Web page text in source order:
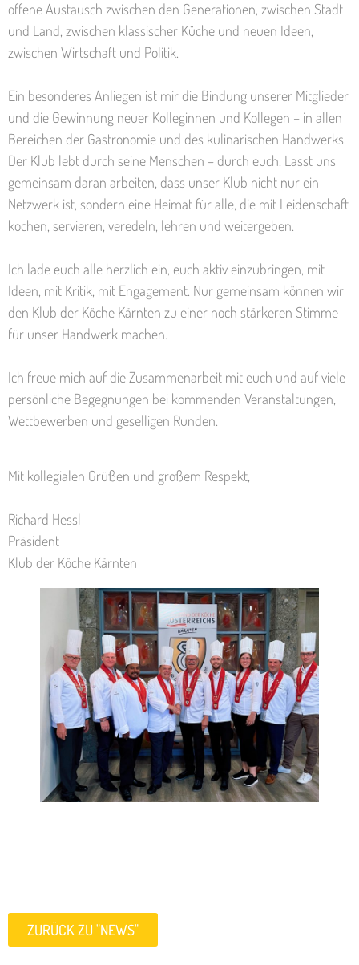
offene Austausch zwischen den Generationen, zwischen Stadt
und Land, zwischen klassischer Küche und neuen Ideen,
zwischen Wirtschaft und Politik.
Ein besonderes Anliegen ist mir die Bindung unserer Mitglieder
und die Gewinnung neuer Kolleginnen und Kollegen – in allen
Bereichen der Gastronomie und des kulinarischen Handwerks.
Der Klub lebt durch seine Menschen – durch euch. Lasst uns
gemeinsam daran arbeiten, dass unser Klub nicht nur ein
Netzwerk ist, sondern eine Heimat für alle, die mit Leidenschaft
kochen, servieren, veredeln, lehren und weitergeben.
Ich lade euch alle herzlich ein, euch aktiv einzubringen, mit
Ideen, mit Kritik, mit Engagement. Nur gemeinsam können wir
den Klub der Köche Kärnten zu einer noch stärkeren Stimme
für unser Handwerk machen.
Ich freue mich auf die Zusammenarbeit mit euch und auf viele
persönliche Begegnungen bei kommenden Veranstaltungen,
Wettbewerben und geselligen Runden.
Mit kollegialen Grüßen und großem Respekt,
Richard Hessl
Präsident
Klub der Köche Kärnten
ZURÜCK ZU "NEWS"